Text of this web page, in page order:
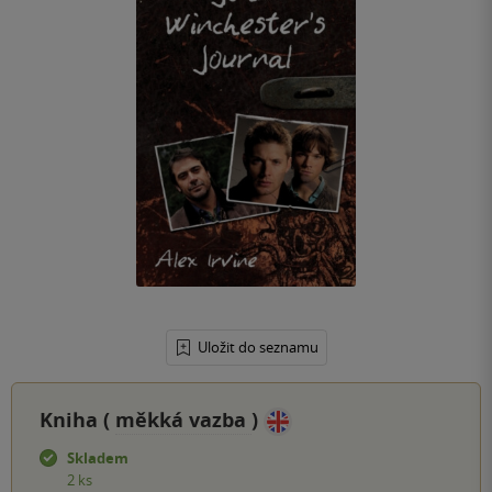
Uložit do seznamu
Kniha ( měkká vazba )
Skladem
2 ks